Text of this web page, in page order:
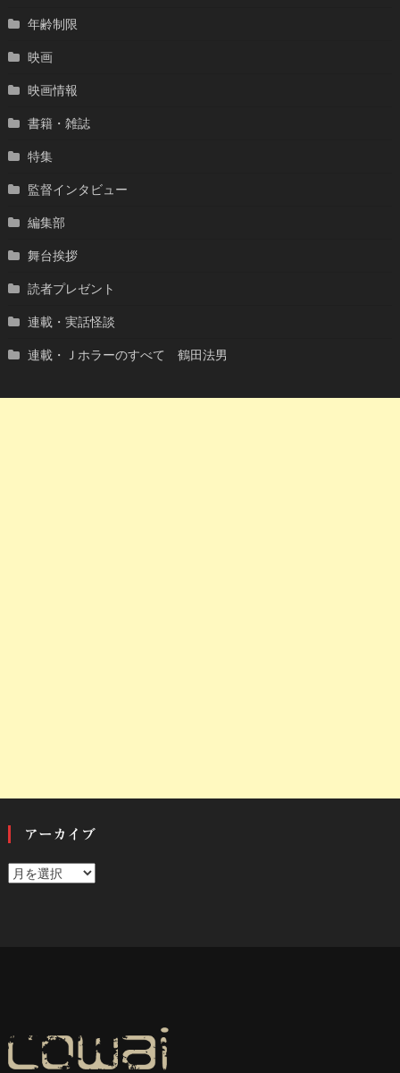
年齢制限
映画
映画情報
書籍・雑誌
特集
監督インタビュー
編集部
舞台挨拶
読者プレゼント
連載・実話怪談
連載・Ｊホラーのすべて 鶴田法男
アーカイブ
ア